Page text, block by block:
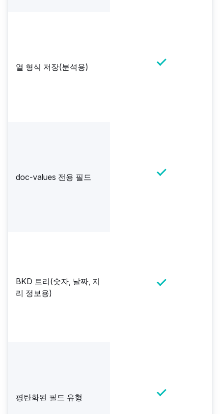
열 형식 저장(분석용)
doc-values 전용 필드
BKD 트리(숫자, 날짜, 지
리 정보용)
평탄화된 필드 유형